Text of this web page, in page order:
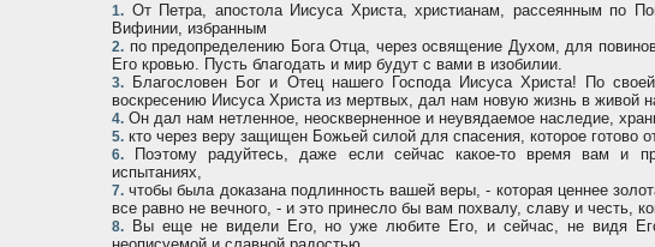
1. От Петра, апостола Иисуса Христа, христианам, рассеянным по
Вифинии, избранным
2. по предопределению Бога Отца, через освящение Духом, для
Его кровью. Пусть благодать и мир будут с вами в изобилии.
3. Благословен Бог и Отец нашего Господа Иисуса Христа! По
воскресению Иисуса Христа из мертвых, дал нам новую жизнь в живой
4. Он дал нам нетленное, неоскверненное и неувядаемое наследие,
5. кто через веру защищен Божьей силой для спасения, которое готово
6. Поэтому радуйтесь, даже если сейчас какое-то время вам и
испытаниях,
7. чтобы была доказана подлинность вашей веры, - которая ценнее
все равно не вечного, - и это принесло бы вам похвалу, славу и честь,
8. Вы еще не видели Его, но уже любите Его, и сейчас, не видя